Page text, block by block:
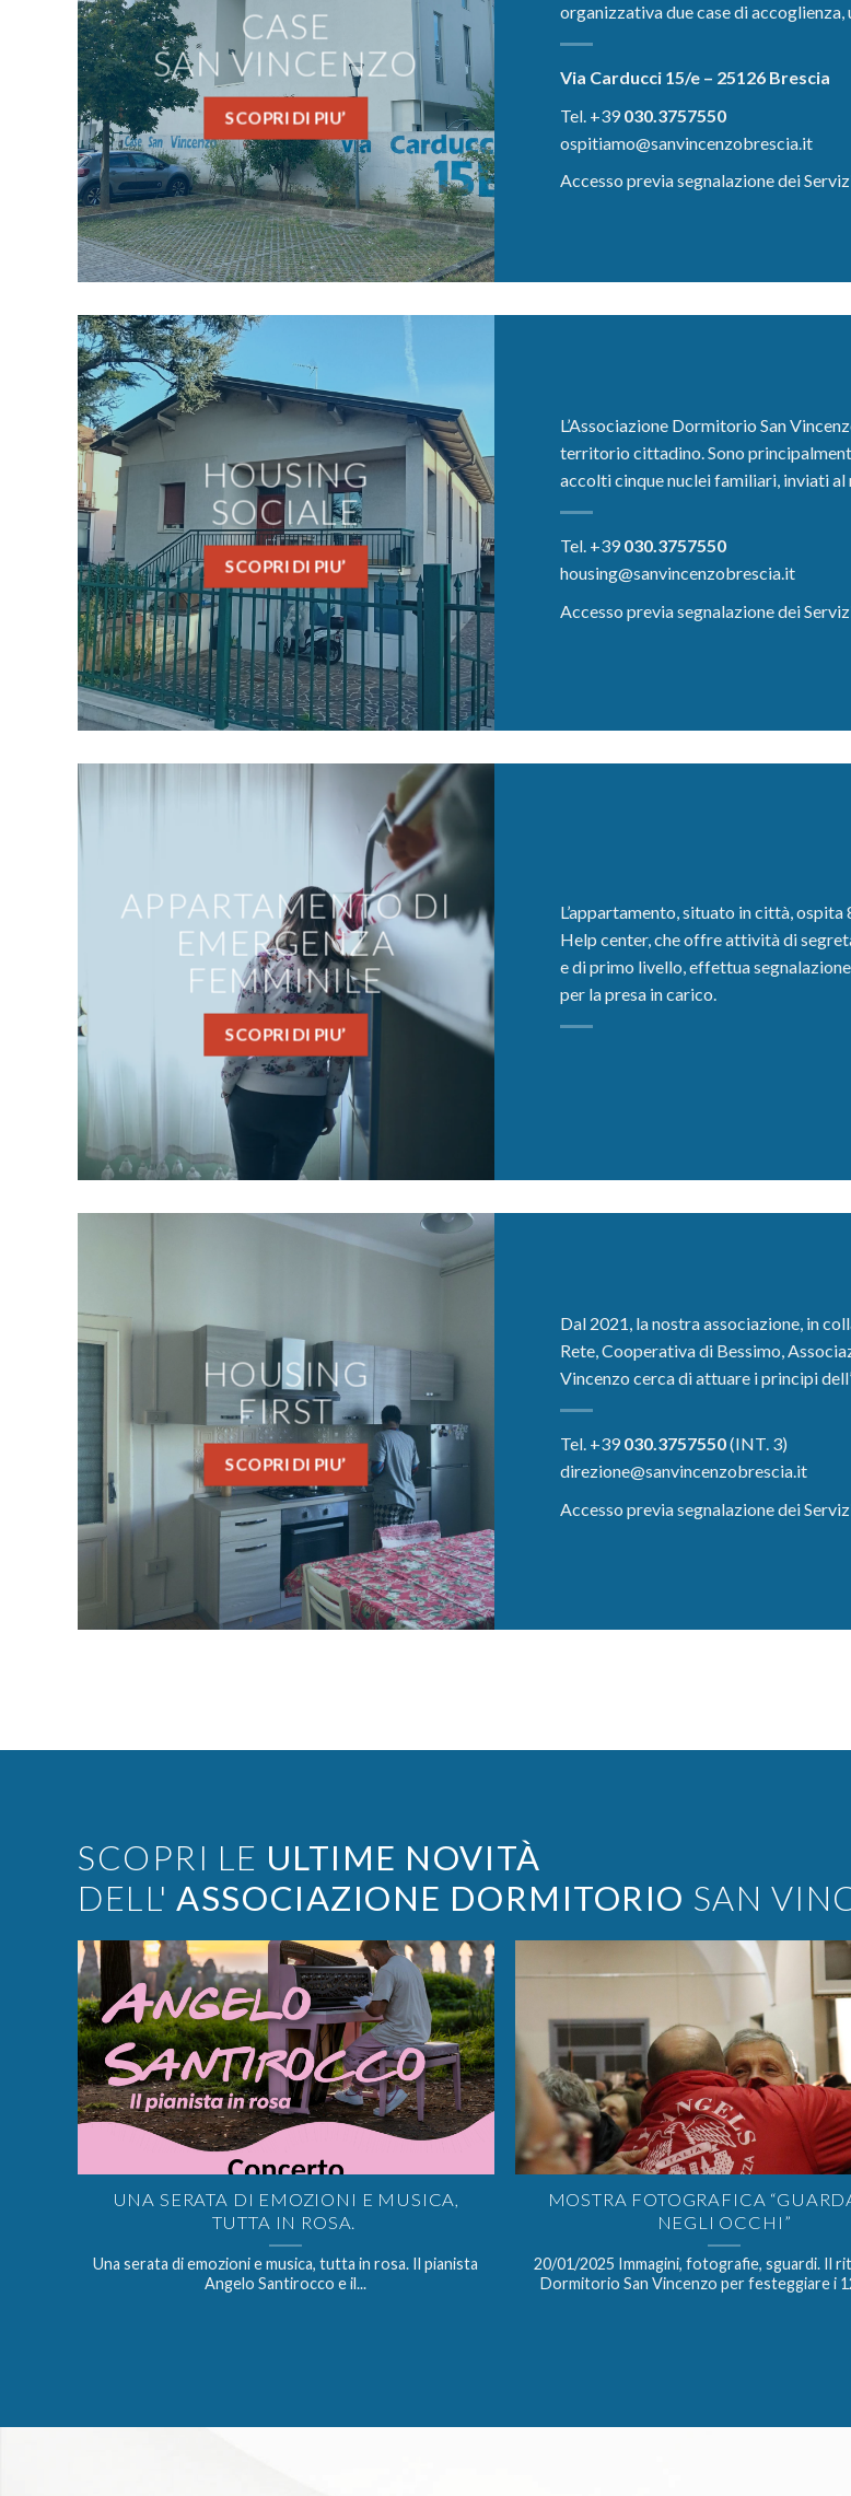
CASE
SAN VINCENZO
SCOPRI DI PIU’
organizzativa due case di accoglienza,
Via Carducci 15/e – 25126 Brescia
Tel. +39030.3757550
ospitiamo@sanvincenzobrescia.it
Accesso previa segnalazione dei
HOUSING
SOCIALE
SCOPRI DI PIU’
L’Associazione Dormitorio San
territorio cittadino. Sono
accolti cinque nuclei familiari, inviati
Tel. +39030.3757550
housing@sanvincenzobrescia.it
Accesso previa segnalazione dei
APPARTAMENTO DI
EMERGENZA
FEMMINILE
SCOPRI DI PIU’
L’appartamento, situato in città,
Help center, che offre attività di
e di primo livello, effettua
per la presa in carico.
HOUSING
FIRST
SCOPRI DI PIU’
Dal 2021, la nostra associazione, in
Rete, Cooperativa di Bessimo,
Vincenzo cerca di attuare i principi dell’
Tel. +39030.3757550(INT. 3)
direzione@sanvincenzobrescia.it
Accesso previa segnalazione dei
SCOPRI LE ULTIME NOVITÀ
DELL'ASSOCIAZIONE DORMITORIO SAN
UNA SERATA DI EMOZIONI E MUSICA,
TUTTA IN ROSA.
Una serata di emozioni e musica, tutta in rosa. Il pianista
Angelo Santirocco e il...
MOSTRA FOTOGRAFICA
NEGLI OCCHI”
20/01/2025 Immagini, fotografie, sguardi. Il
Dormitorio San Vincenzo per festeggiare i